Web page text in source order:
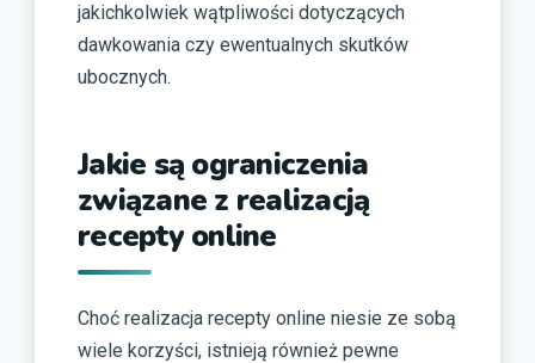
jakichkolwiek wątpliwości dotyczących
dawkowania czy ewentualnych skutków
ubocznych.
Jakie są ograniczenia
związane z realizacją
recepty online
Choć realizacja recepty online niesie ze sobą
wiele korzyści, istnieją również pewne